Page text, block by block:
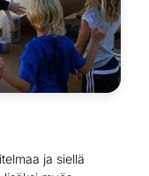
ja siellä